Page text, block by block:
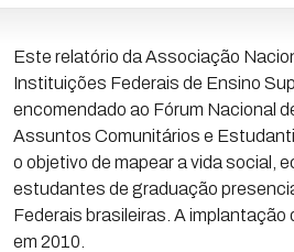
Este relatório da Associação
Instituições Federais de Ensino
encomendado ao Fórum Nacional
Assuntos Comunitários e
o objetivo de mapear a vida social,
estudantes de graduação
Federais brasileiras. A implantação
em 2010.